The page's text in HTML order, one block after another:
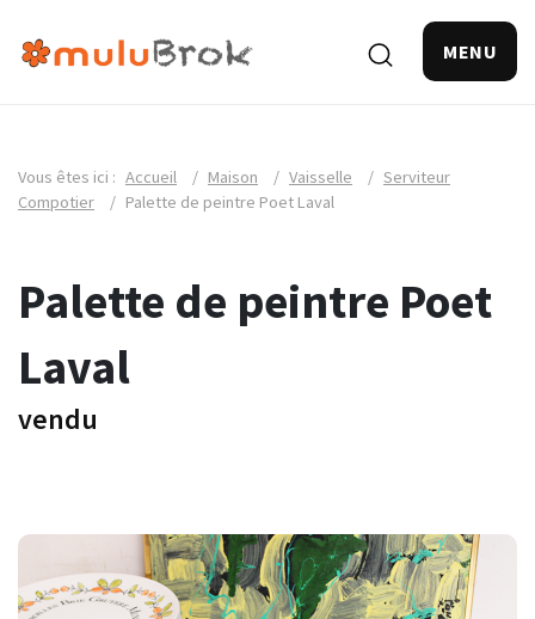
MENU
Vous êtes ici : Accueil / Maison / Vaisselle / Serviteur
Compotier
/ Palette de peintre Poet Laval
Palette de peintre Poet
Laval
vendu